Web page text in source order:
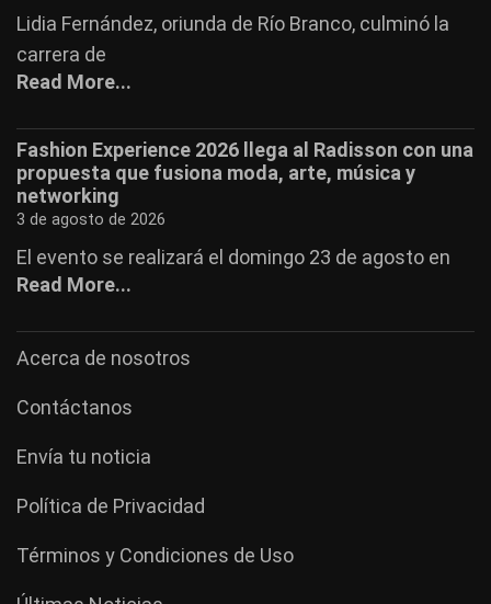
Lidia Fernández, oriunda de Río Branco, culminó la
carrera de
Read More...
Fashion Experience 2026 llega al Radisson con una
propuesta que fusiona moda, arte, música y
networking
3 de agosto de 2026
El evento se realizará el domingo 23 de agosto en
Read More...
Acerca de nosotros
Contáctanos
Envía tu noticia
Política de Privacidad
Términos y Condiciones de Uso